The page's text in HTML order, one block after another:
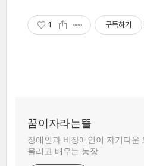
1 구독하기
꿈이자라는뜰
장애인과 비장애인이 자기다운
울리고 배우는 농장